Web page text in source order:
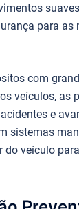
para as
com
veículos, as
e
sistemas
do veículo